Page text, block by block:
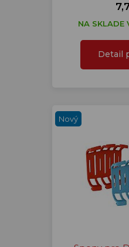
NA SKLADE
Detail
Nový